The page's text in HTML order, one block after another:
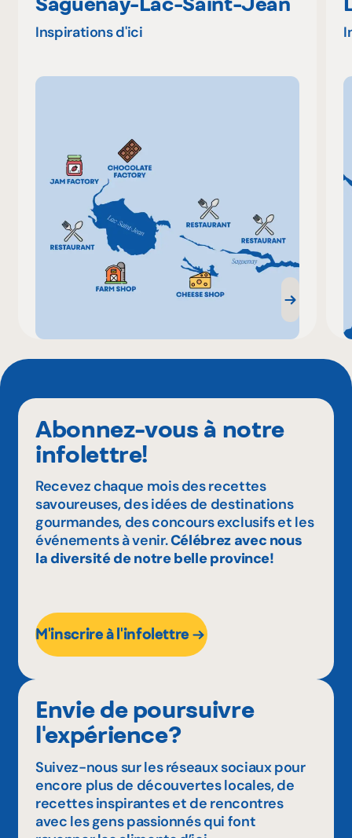
Inspirations d'ici
Abonnez-vous à notre
infolettre!
Recevez chaque mois des recettes
savoureuses, des idées de destinations
gourmandes, des concours exclusifs et les
événements à venir.Célébrez avec nous
la diversité de notre belle province!
M'inscrire à l'infolettre
Envie de poursuivre
l'expérience?
Suivez-nous sur les réseaux sociaux pour
encore plus de découvertes locales, de
recettes inspirantes et de rencontres
avec les gens passionnés qui font